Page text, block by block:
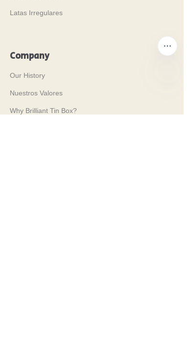
Latas Irregulares
Company
Our History
Nuestros Valores
Why Brilliant Tin Box?
ES